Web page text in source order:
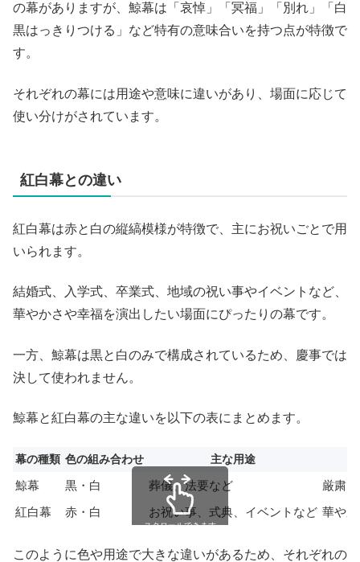
の幕がありますが、鯨幕は「哀悼」「冥福」「別れ」「白
黒はっきりつける」など特有の意味合いを持つ点が特徴で
す。
それぞれの幕には用途や意味に違いがあり、場面に応じて
使い分けがされています。
紅白幕との違い
紅白幕は赤と白の縦縞模様が特徴で、主にお祝いごとで用
いられます。
結婚式、入学式、卒業式、地域の祝い事やイベントなど、
華やかさや幸福を演出したい場面にぴったりの幕です。
一方、鯨幕は黒と白のみで構成されているため、慶事では
決して使われません。
鯨幕と紅白幕の主な違いを以下の表にまとめます。
幕の種類 色の組み合わせ 主な用途
鯨幕 黒・白 葬儀、法要など
厳粛
紅白幕
赤・白 お祝い事、式典、イベントなど 華や
スクロールできます
このように色や用途で大きな違いがあるため、それぞれの